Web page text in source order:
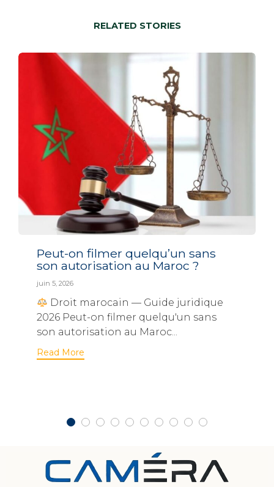
RELATED STORIES
Peut-on filmer quelqu’un sans
son autorisation au Maroc ?
juin 5, 2026
Droit marocain — Guide juridique
2026 Peut-on filmer quelqu'un sans
son autorisation au Maroc...
Read More